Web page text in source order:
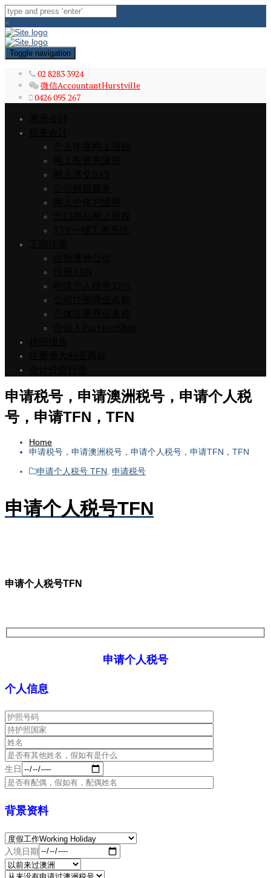
×
Toggle navigation
02 8283 3924
微信AccountantHurstville
0426 095 267
申请税号，申请澳洲税号，申请个人税
号，申请TFN，TFN
Home
申请税号，申请澳洲税号，申请个人税号，申请TFN，TFN
申请个人税号 TFN 申请税号
申请个人税号TFN
申请个人税号TFN
申请个人税号
个人信息
生日
背景资料
入境日期